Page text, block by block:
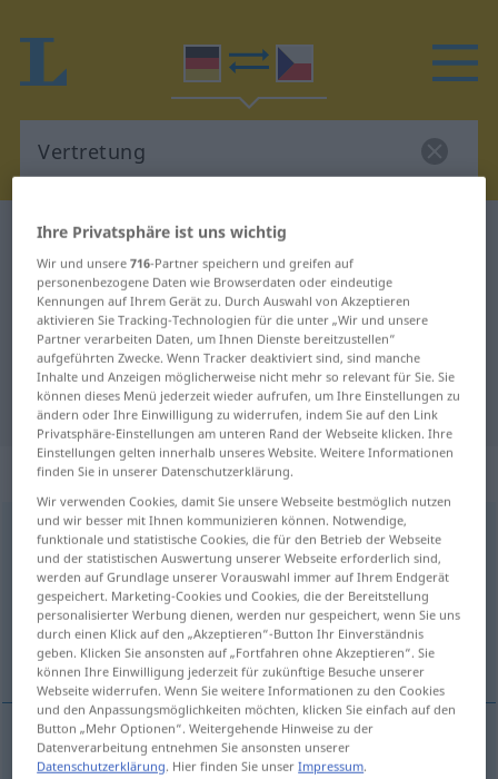
Deutsch-Tschechisch Wörterbuch
Deutsch-Tschechisch Übersetzung
für "Vertretung"
"Vertretung" Tschechisch
Übersetzung
„Vertretung“: feminin
Vertretungf <Vertretung;-en>
Übersicht aller Übersetzungen
(Für mehr Details die Übersetzung anklicken/antippen)
zastoupení, zastupitelství
zastoupení N Vertretung Stellvertretung,
Ihre Privatsphäre ist uns wichtig
Wir und unsere716-Partner speichern und greifen auf
personenbezogene Daten wie Browserdaten oder eindeutige
Kennungen auf Ihrem Gerät zu. Durch Auswahl von Akzeptieren
aktivieren Sie Tracking-Technologien für die unter „Wir und unsere
Partner verarbeiten Daten, um Ihnen Dienste bereitzustellen“
aufgeführten Zwecke. Wenn Tracker deaktiviert sind, sind manche
Inhalte und Anzeigen möglicherweise nicht mehr so relevant für Sie. Sie
können dieses Menü jederzeit wieder aufrufen, um Ihre Einstellungen zu
ändern oder Ihre Einwilligung zu widerrufen, indem Sie auf den Link
Privatsphäre-Einstellungen am unteren Rand der Webseite klicken. Ihre
Einstellungen gelten innerhalb unseres Website. Weitere Informationen
finden Sie in unserer Datenschutzerklärung.
Wir verwenden Cookies, damit Sie unsere Webseite bestmöglich nutzen
und wir besser mit Ihnen kommunizieren können. Notwendige,
funktionale und statistische Cookies, die für den Betrieb der Webseite
und der statistischen Auswertung unserer Webseite erforderlich sind,
werden auf Grundlage unserer Vorauswahl immer auf Ihrem Endgerät
gespeichert. Marketing-Cookies und Cookies, die der Bereitstellung
personalisierter Werbung dienen, werden nur gespeichert, wenn Sie uns
durch einen Klick auf den „Akzeptieren“-Button Ihr Einverständnis
geben. Klicken Sie ansonsten auf „Fortfahren ohne Akzeptieren“. Sie
können Ihre Einwilligung jederzeit für zukünftige Besuche unserer
Webseite widerrufen. Wenn Sie weitere Informationen zu den Cookies
und den Anpassungsmöglichkeiten möchten, klicken Sie einfach auf den
Button „Mehr Optionen“. Weitergehende Hinweise zu der
Datenverarbeitung entnehmen Sie ansonsten unserer
Datenschutzerklärung. Hier finden Sie unserImpressum.